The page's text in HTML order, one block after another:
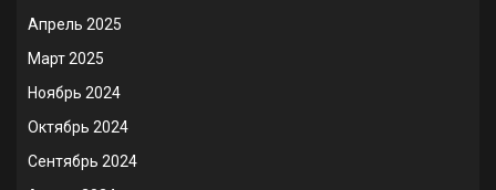
Апрель 2025
Март 2025
Ноябрь 2024
Октябрь 2024
Сентябрь 2024